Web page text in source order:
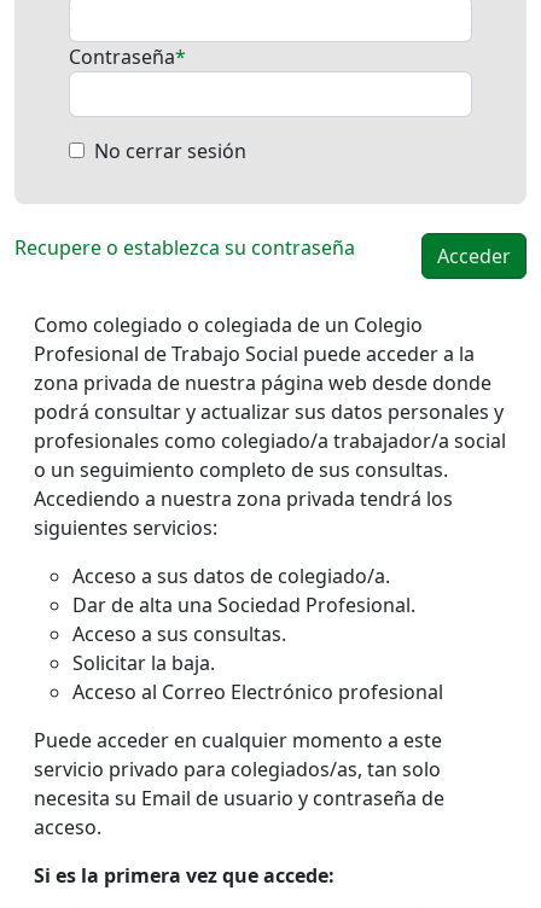
Contraseña
No cerrar sesión
Recupere o establezca su contraseña
Como colegiado o colegiada de un Colegio
Profesional de Trabajo Social puede acceder a la
zona privada de nuestra página web desde donde
podrá consultar y actualizar sus datos personales y
profesionales como colegiado/a trabajador/a social
o un seguimiento completo de sus consultas.
Accediendo a nuestra zona privada tendrá los
siguientes servicios:
Acceso a sus datos de colegiado/a.
Dar de alta una Sociedad Profesional.
Acceso a sus consultas.
Solicitar la baja.
Acceso al Correo Electrónico profesional
Puede acceder en cualquier momento a este
servicio privado para colegiados/as, tan solo
necesita su Email de usuario y contraseña de
acceso.
Si es la primera vez que accede: